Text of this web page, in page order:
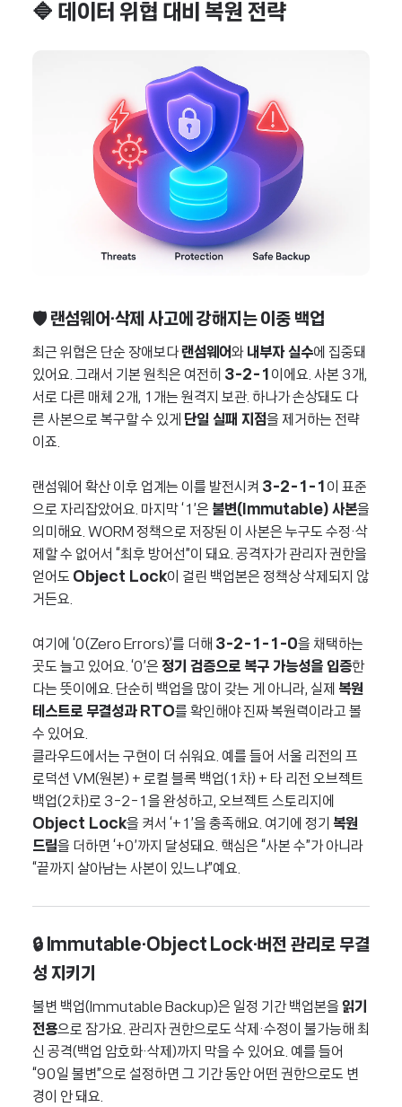
🔷 데이터 위협 대비 복원 전략
🛡️ 랜섬웨어·삭제 사고에 강해지는 이중 백업
최근 위협은 단순 장애보다랜섬웨어와 내부자 실수에 집중돼
있어요. 그래서 기본 원칙은 여전히 3-2-1 이에요. 사본 3개,
서로 다른 매체 2개, 1개는 원격지 보관. 하나가 손상돼도 다
른 사본으로 복구할 수 있게 단일 실패 지점을 제거하는 전략
이죠.
랜섬웨어 확산 이후 업계는 이를 발전시켜 3-2-1-1 이 표준
으로 자리잡았어요. 마지막 ‘1’은 불변(Immutable) 사본을
의미해요. WORM 정책으로 저장된 이 사본은 누구도 수정·삭
제할 수 없어서 “최후 방어선”이 돼요. 공격자가 관리자 권한을
얻어도 Object Lock이 걸린 백업본은 정책상 삭제되지 않
거든요.
여기에 ‘0(Zero Errors)’를 더해 3-2-1-1-0을 채택하는
곳도 늘고 있어요. ‘0’은 정기 검증으로 복구 가능성을 입증한
다는 뜻이에요. 단순히 백업을 많이 갖는 게 아니라, 실제 복원
테스트로 무결성과 RTO를 확인해야 진짜 복원력이라고 볼
수 있어요.
클라우드에서는 구현이 더 쉬워요. 예를 들어 서울 리전의 프
로덕션 VM(원본) + 로컬 블록 백업(1차) + 타 리전 오브젝트
백업(2차)로 3-2-1을 완성하고, 오브젝트 스토리지에
Object Lock을 켜서 ‘+1’을 충족해요. 여기에 정기 복원
드릴을 더하면 ‘+0’까지 달성돼요. 핵심은 “사본 수”가 아니라
“끝까지 살아남는 사본이 있느냐”예요.
🔒 Immutable·Object Lock·버전 관리로 무결
성 지키기
불변 백업(Immutable Backup)은 일정 기간 백업본을 읽기
전용으로 잠가요. 관리자 권한으로도 삭제·수정이 불가능해 최
신 공격(백업 암호화·삭제)까지 막을 수 있어요. 예를 들어
“90일 불변”으로 설정하면 그 기간 동안 어떤 권한으로도 변
경이 안 돼요.